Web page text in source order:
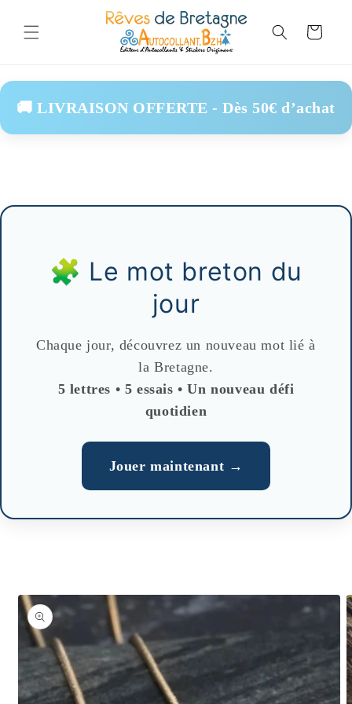
content
Cart
🚚 LIVRAISON OFFERTE - Dès 50€ d’achat
🧩 Le mot breton du
jour
Chaque jour, découvrez un nouveau mot lié à
la Bretagne.
5 lettres • 5 essais • Un nouveau défi
quotidien
Jouer maintenant →
Skip to
product
information